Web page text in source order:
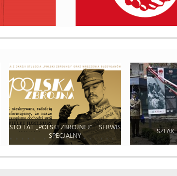
STO LAT „POLSKI ZBROJNEJ” - SERWIS
SPECJALNY
SZLAK